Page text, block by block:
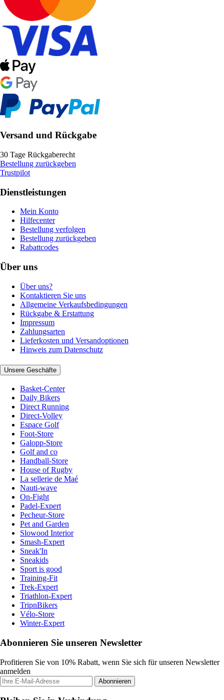
Versand und Rückgabe
30 Tage Rückgaberecht
Bestellung zurückgeben
Trustpilot
Dienstleistungen
Mein Konto
Hilfecenter
Bestellung verfolgen
Bestellung zurückgeben
Rabattcodes
Über uns
Über uns?
Kontaktieren Sie uns
Allgemeine Verkaufsbedingungen
Rückgabe & Erstattung
Impressum
Zahlungsarten
Lieferkosten und Versandoptionen
Hinweis zum Datenschutz
Unsere Geschäfte
Basket-Center
Daily Bikers
Direct Running
Direct-Volley
Espace Golf
Foot-Store
Galopp-Store
Golf and co
Handball-Store
House of Rugby
La sellerie de Maé
Nauti-wave
On-Fight
Padel-Expert
Pecheur-Store
Pet and Garden
Slowood Interior
Smash-Expert
Sneak'In
Sneakids
Sport is good
Training-Fit
Trek-Expert
Triathlon-Expert
TripnBikers
Vélo-Store
Winter-Expert
Abonnieren Sie unseren Newsletter
Profitieren Sie von 10% Rabatt, wenn Sie sich für unseren Newsletter
anmelden
Abonnieren